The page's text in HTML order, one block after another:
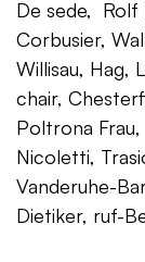
De sede,
Corbusier,
Willisau, Hag,
chair,
Poltrona
Nicoletti,
Vanderuhe-
Dietiker, ruf-